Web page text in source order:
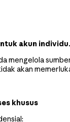
akun individu.
mengelola
akan
khusus